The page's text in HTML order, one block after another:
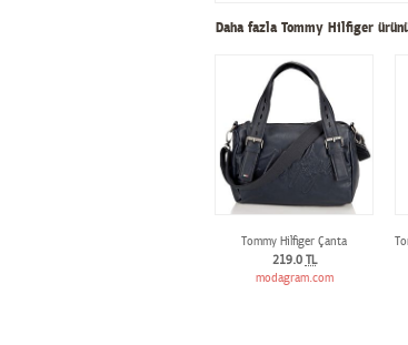
Daha fazla Tommy Hilfiger
Tommy Hilfiger Çanta
219.0 TL
modagram.com